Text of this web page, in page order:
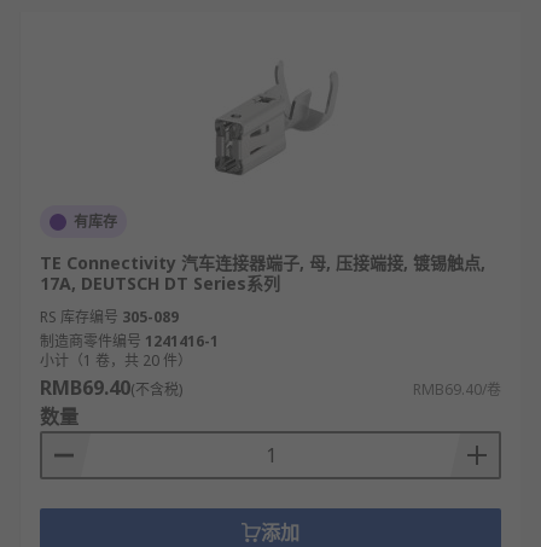
有库存
TE Connectivity 汽车连接器端子, 母, 压接端接, 镀锡触点,
17A, DEUTSCH DT Series系列
RS 库存编号 305-089
制造商零件编号 1241416-1
小计（1 卷，共 20 件）
RMB69.40(不含税) RMB69.40/卷
数量
添加